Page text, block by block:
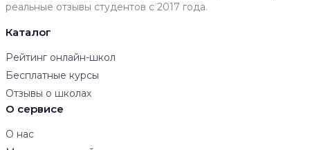
реальные отзывы студентов с 2017 года.
Каталог
Рейтинг онлайн-школ
Бесплатные курсы
Отзывы о школах
О сервисе
О нас